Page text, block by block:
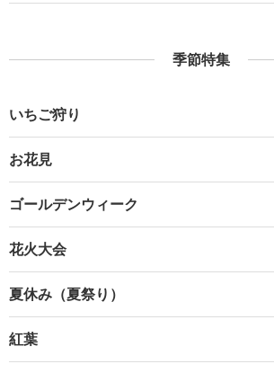
季節特集
いちご狩り
お花見
ゴールデンウィーク
花火大会
夏休み（夏祭り）
紅葉